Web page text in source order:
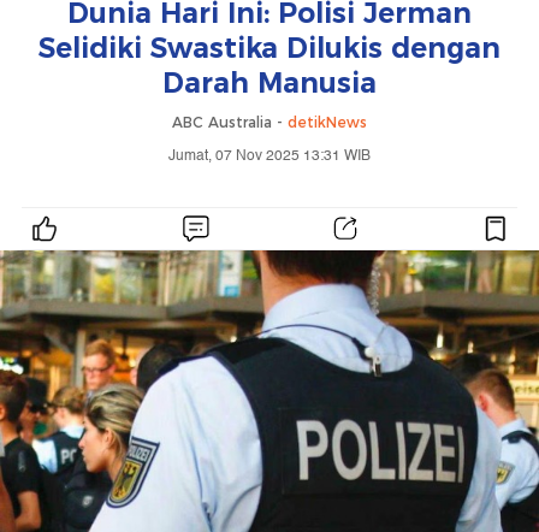
Dunia Hari Ini: Polisi Jerman
Selidiki Swastika Dilukis dengan
Darah Manusia
ABC Australia - detikNews
Jumat, 07 Nov 2025 13:31 WIB